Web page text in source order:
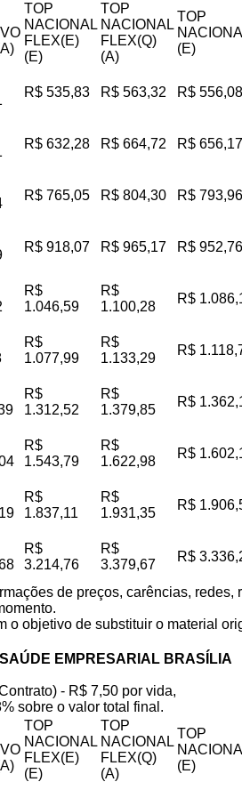
TOP
NACIONAL
FLEX(E)
(E)
TOP
NACIONAL
FLEX(Q)
(A)
TOP
(E)
R$ 535,83 R$ 563,32 R$ 556,08
R$ 632,28 R$ 664,72 R$ 656,17
R$ 765,05 R$ 804,30 R$ 793,96
R$ 918,07 R$ 965,17 R$ 952,76
R$
1.046,59
R$
1.100,28
R$
R$
1.077,99
R$
1.133,29
R$
R$
1.312,52
R$
1.379,85
R$
R$
1.543,79
R$
1.622,98
R$
R$
1.837,11
R$
1.931,35
R$
R$
3.214,76
R$
3.379,67
R$
de preços, carências,
o objetivo de substituir o material
EMPRESARIAL BRASÍLIA
- R$ 7,50 por vida,
sobre o valor total final.
TOP
NACIONAL
FLEX(E)
(E)
TOP
NACIONAL
FLEX(Q)
(A)
TOP
(E)